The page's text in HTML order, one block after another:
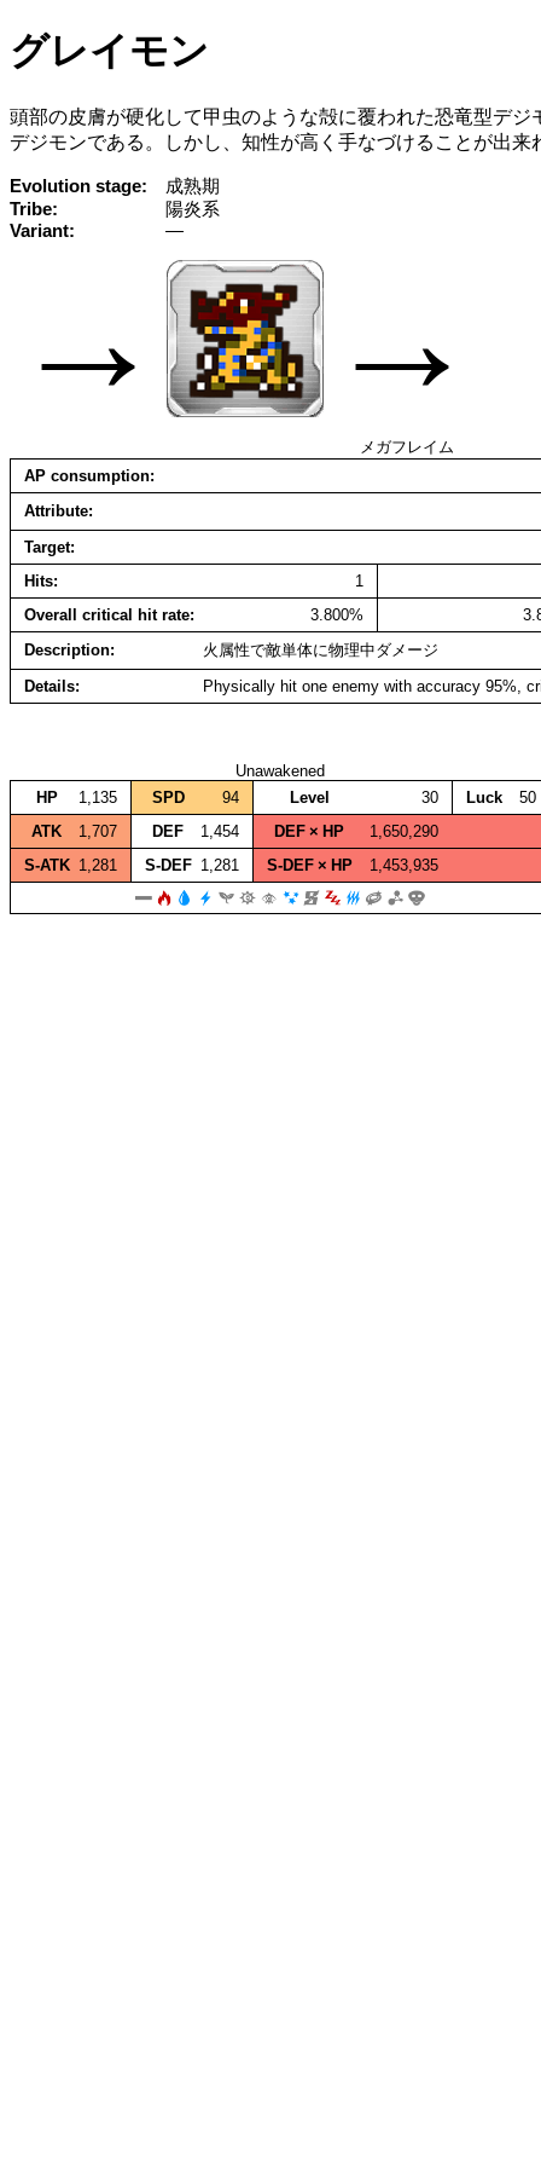
グレイモン
頭部の皮膚が硬化して甲虫のような殻に覆われた恐竜型デ
デジモンである。しかし、知性が高く手なづけることが出
Evolution stage
成熟期
Tribe
陽炎系
Variant
—
→ →
メガフレイム
AP consumption
Attribute
Target
Hits
1
Overall critical hit rate
3.800%
Description
火属性で敵単体に物理中ダメージ
Details
Physically hit one enemy with accuracy 95%,
Unawakened
HP
1,135 SPD 94 Level 30 Luck
50
ATK
1,707 DEF 1,454 DEF × HP
1,650,290
S‑ATK 1,281 S‑DEF 1,281 S‑DEF × HP 1,453,935